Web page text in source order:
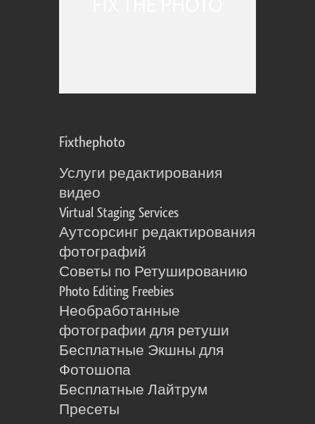
Fixthephoto
Услуги редактирования
видео
Virtual Staging Services
Аутсорсинг редактирования
фотографий
Советы по Ретушированию
Photo Editing Freebies
Необработанные
фотографии для ретуши
Бесплатные Экшны для
Фотошопа
Бесплатные Лайтрум
Пресеты